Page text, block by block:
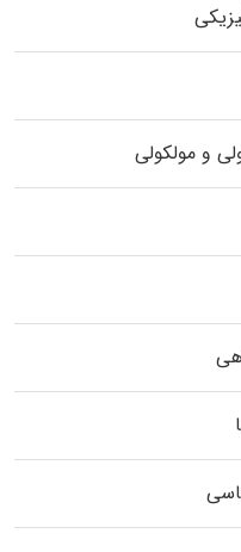
و مولکولی